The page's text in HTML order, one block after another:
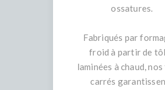
ossatures.
Fabriqués par
froid à partir de
laminées à chaud,
carrés